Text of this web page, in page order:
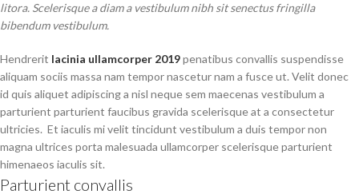
litora. Scelerisque a diam a vestibulum nibh sit senectus fringilla
bibendum vestibulum.
Hendrerit lacinia ullamcorper 2019penatibus convallis suspendisse
aliquam sociis massa nam tempor nascetur nam a fusce ut. Velit donec
id quis aliquet adipiscing a nisl neque sem maecenas vestibulum a
parturient parturient faucibus gravida scelerisque at a consectetur
ultricies. Et iaculis mi velit tincidunt vestibulum a duis tempor non
magna ultrices porta malesuada ullamcorper scelerisque parturient
himenaeos iaculis sit.
Parturient convallis